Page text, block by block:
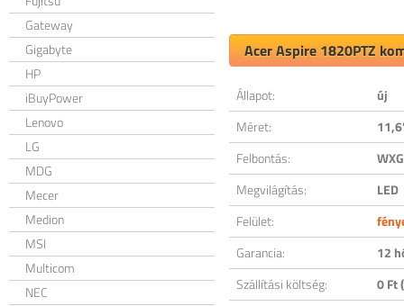
Gateway
Gigabyte
HP
iBuyPower
Lenovo
LG
MDG
Mecer
Medion
MSI
Multicom
NEC
Acer Aspire 1820PTZ
Állapot:
új
Méret:
Felbontás:
Megvilágítás:
LED
Felület:
Garancia:
12
Szállítási költség:
0 Ft